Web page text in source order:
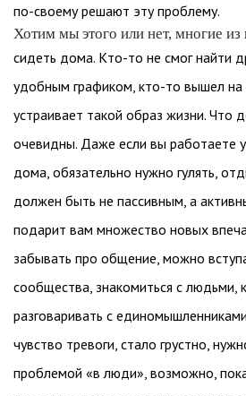
по-своему решают эту проблему.
Хотим мы этого или нет, многие
сидеть дома. Кто-то не смог найти
удобным графиком, кто-то вышел на
устраивает такой образ жизни. Что
очевидны. Даже если вы работаете
дома, обязательно нужно гулять,
должен быть не пассивным, а
подарит вам множество новых
забывать про общение, можно
сообщества, знакомиться с людьми,
разговаривать с
чувство тревоги, стало грустно,
проблемой «в люди», возможно,